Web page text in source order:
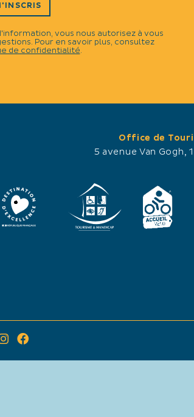
vers
l'Appel du 18 Juin 1940
vous nous autorisez à vous
Pour en savoir plus, consultez
de confidentialité.
Office de
5 avenue Van